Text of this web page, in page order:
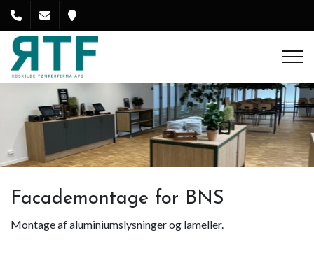
Gå
hovedindhold
Facademontage for BNS
Montage af aluminiumslysninger og lameller.